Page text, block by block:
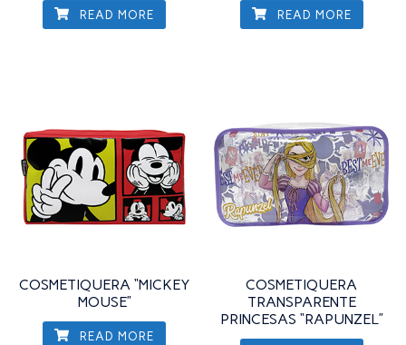
READ MORE READ MORE
COSMETIQUERA “MICKEY
MOUSE”
READ MORE
COSMETIQUERA
TRANSPARENTE
PRINCESAS “RAPUNZEL”